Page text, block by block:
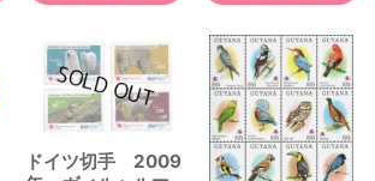
ドイツ切手 2009